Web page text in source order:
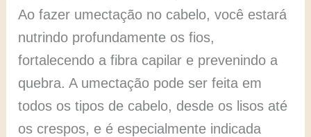
Ao fazer umectação no cabelo, você estará
nutrindo profundamente os fios,
fortalecendo a fibra capilar e prevenindo a
quebra. A umectação pode ser feita em
todos os tipos de cabelo, desde os lisos até
os crespos, e é especialmente indicada